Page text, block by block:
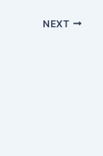
NEXT